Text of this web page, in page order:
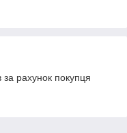
рахунок покупця